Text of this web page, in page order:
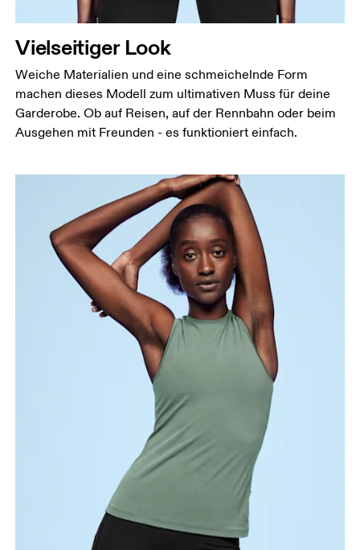
Vielseitiger Look
Weiche Materialien und eine schmeichelnde Form
machen dieses Modell zum ultimativen Muss für deine
Garderobe. Ob auf Reisen, auf der Rennbahn oder beim
Ausgehen mit Freunden - es funktioniert einfach.